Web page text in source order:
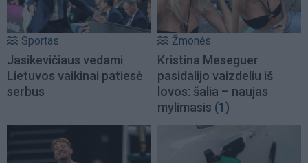
Sportas
Jasikevičiaus vedami
Lietuvos vaikinai patiesė
serbus
Žmonės
Kristina Meseguer
pasidalijo vaizdeliu iš
lovos: šalia – naujas
mylimasis (1)